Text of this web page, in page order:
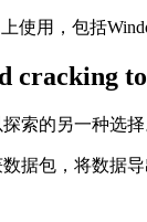
使用，包括
cracking
索的另一种选
据包，将数据